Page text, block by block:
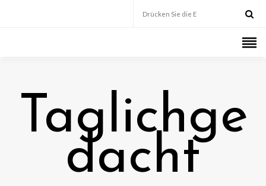
Taglichge
dacht